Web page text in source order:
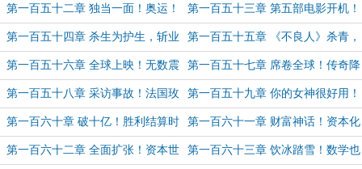
了！
命！李铵严父！（求月票！） 斯卡！给我爬！
第一百五十二章 独当一面！奥运！
奥运！遗憾与震撼！
第一百五十三章 第五部电影开机！
推动上市！抓住机会！
第一百五十四章 杀生为护生，斩业
非斩人！
第一百五十五章 《不良人》杀青，
圣诞小麋鹿，《盗梦》首映（求月
票！）
第一百五十六章 全球上映！无数震
撼！（求月票！）
第一百五十七章 席卷全球！传奇降
临！国际大导！
第一百五十八章 采访事故！法国玫
瑰！危机到来！
第一百五十九章 你的女神很好用！
沈逸达的野心！
第一百六十章 破十亿！胜利结算时
刻！百亿身家！
第一百六十一章 财富神话！资本化
身！范氷氷上锁！媒体的疯狂！
第一百六十二章 全面扩张！资本世 第一百六十三章 饮冰踏雪！数学也